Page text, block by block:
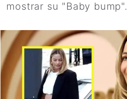
mostrar su "Baby bump".